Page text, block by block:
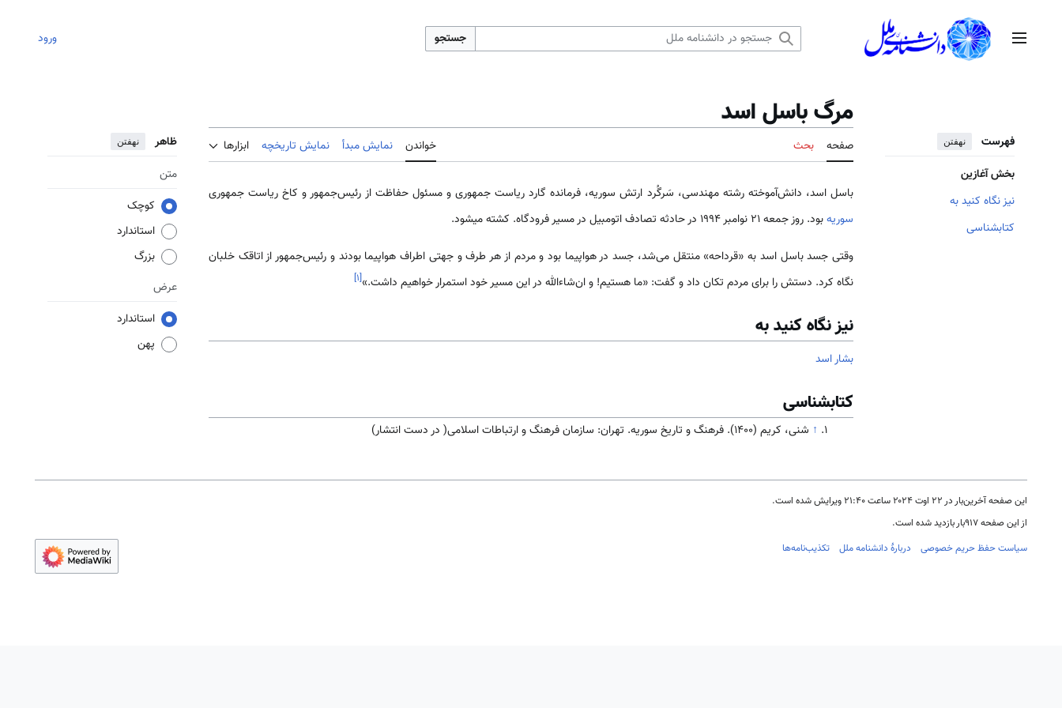
منوی اصلی جستجو ورود
فهرست نهفتن
بخش آغازین
نیز نگاه کنید به
کتابشناسی
مرگ باسل اسد
صفحه بحث خواندن نمایش مبدأ نمایش تاریخچه ابزارها ظاهر نهفتن
متن
کوچک
استاندارد
بزرگ
عرض
استاندارد
پهن
باسل اسد، دانش‌آموخته رشته مهندسی، سَرگُرد ارتش سوریه، فرمانده گارد ریاست جمهوری و مسئول حفاظت از رئیس‌جمهور و کاخ ریاست جمهوری
سوریهبود. روز جمعه 21 نوامبر 1994 در حادثه تصادف اتومبیل در مسیر فرودگاه. کشته می­شود.
وقتی جسد باسل اسد به «قرداحه» منتقل می‌شد، جسد در هواپیما بود و مردم از هر طرف و جهتی اطراف هواپیما بودند و رئیس‌جمهور از اتاقک خلبان
نگاه کرد. دستش را برای مردم تکان داد و ­گفت: «ما هستیم! و ان‌شاءالله در این مسیر خود استمرار خواهیم داشت.»[۱]
نیز نگاه کنید به
بشار اسد
کتابشناسی
↑ شنی، کریم (۱۴۰۰). فرهنگ و تاریخ سوریه. تهران: سازمان فرهنگ و ارتباطات اسلامی( در دست انتشار)
این صفحه آخرین‌بار در ‏۲۲ اوت ۲۰۲۴ ساعت ‏۲۱:۴۰ ویرایش شده است.
از این صفحه ۹۱۷بار بازدید شده است.
سیاست حفظ حریم خصوصی
دربارهٔ دانشنامه ملل تکذیب‌نامه‌ها